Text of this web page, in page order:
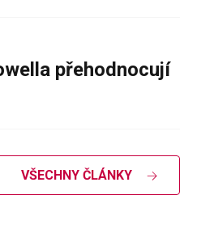
přehodnocují
VŠECHNY ČLÁNKY